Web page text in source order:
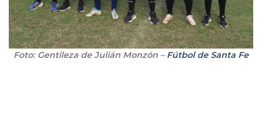
Foto: Gentileza de Julián Monzón – Fútbol de Santa Fe